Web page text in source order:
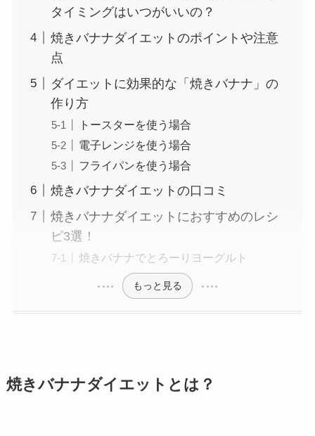
タイミングはいつがいいの？
焼きバナナダイエットのポイントや注意
点
ダイエットに効果的な「焼きバナナ」の
作り方
トースターを使う場合
電子レンジを使う場合
フライパンを使う場合
焼きバナナダイエットの口コミ
焼きバナナダイエットにおすすめのレシ
ピ3選！
焼きバナナでとろーりヨーグルト
もっと見る
焼きバナナダイエットとは？